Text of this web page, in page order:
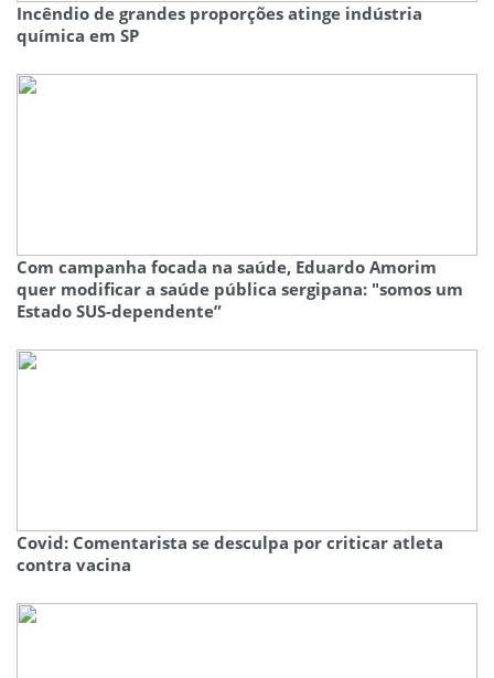
Incêndio de grandes proporções atinge indústria
química em SP
Com campanha focada na saúde, Eduardo Amorim
quer modificar a saúde pública sergipana: "somos um
Estado SUS-dependente”
Covid: Comentarista se desculpa por criticar atleta
contra vacina